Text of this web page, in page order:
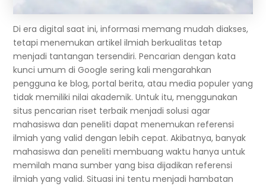
Di era digital saat ini, informasi memang mudah diakses,
tetapi menemukan artikel ilmiah berkualitas tetap
menjadi tantangan tersendiri. Pencarian dengan kata
kunci umum di Google sering kali mengarahkan
pengguna ke blog, portal berita, atau media populer yang
tidak memiliki nilai akademik. Untuk itu, menggunakan
situs pencarian riset terbaik menjadi solusi agar
mahasiswa dan peneliti dapat menemukan referensi
ilmiah yang valid dengan lebih cepat. Akibatnya, banyak
mahasiswa dan peneliti membuang waktu hanya untuk
memilah mana sumber yang bisa dijadikan referensi
ilmiah yang valid. Situasi ini tentu menjadi hambatan